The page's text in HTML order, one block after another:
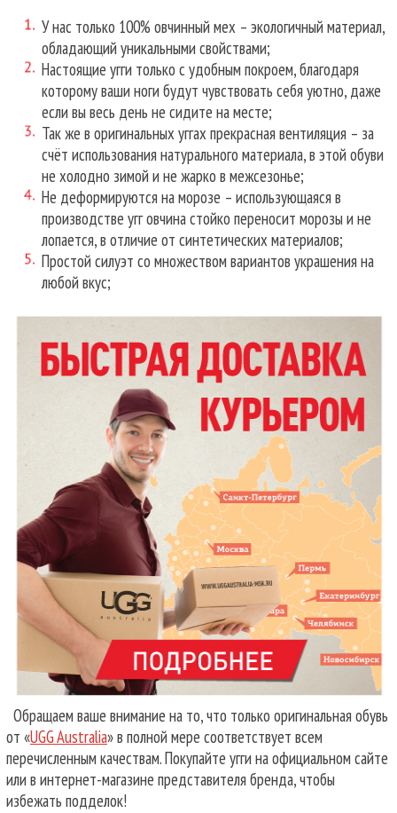
У нас только 100% овчинный мех – экологичный материал,
обладающий уникальными свойствами;
Настоящие угги только с удобным покроем, благодаря
которому ваши ноги будут чувствовать себя уютно, даже
если вы весь день не сидите на месте;
Так же в оригинальных уггах прекрасная вентиляция – за
счёт использования натурального материала, в этой обуви
не холодно зимой и не жарко в межсезонье;
Не деформируются на морозе – использующаяся в
производстве угг овчина стойко переносит морозы и не
лопается, в отличие от синтетических материалов;
Простой силуэт со множеством вариантов украшения на
любой вкус;
Обращаем ваше внимание на то, что только оригинальная обувь
от «UGG Australia» в полной мере соответствует всем
перечисленным качествам. Покупайте угги на официальном сайте
или в интернет-магазине представителя бренда, чтобы
избежать подделок!